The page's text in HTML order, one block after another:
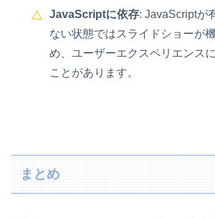
JavaScriptに依存: JavaScriptが
ない状態ではスライドショーが
め、ユーザーエクスペリエンス
ことがあります。
まとめ